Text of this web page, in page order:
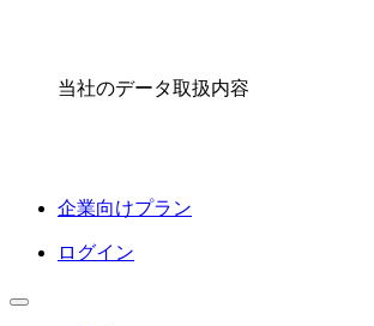
当社のデータ取扱内容
企業向けプラン
ログイン